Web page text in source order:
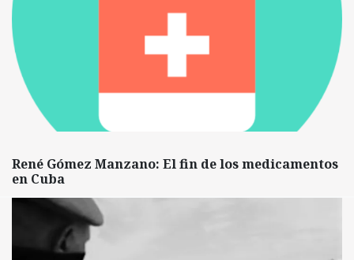
René Gómez Manzano: El fin de los medicamentos
en Cuba